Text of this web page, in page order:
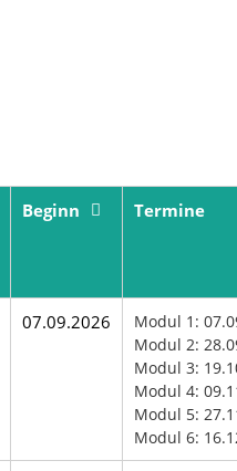
Beginn Termine
07.09.2026
Modul 1:
Modul 2:
Modul 3:
Modul 4:
Modul 5:
Modul 6: